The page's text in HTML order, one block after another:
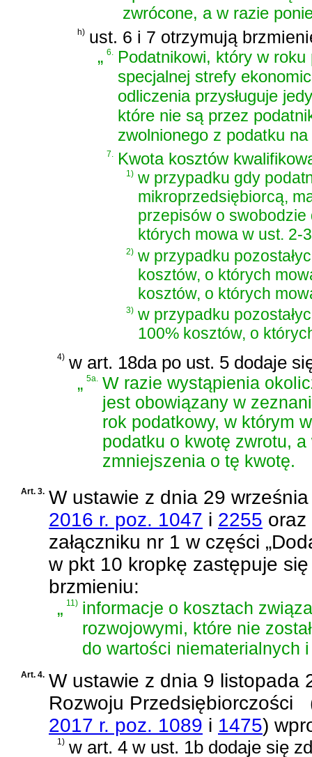
zwrócone, a w razie
h) ust. 6 i 7 otrzymują
„6. Podatnikowi, który w roku
specjalnej strefy
odliczenia przysługuje
które nie są przez
zwolnionego z podatku
7. Kwota kosztów
1) w przypadku gdy
mikroprzedsiębiorcą,
przepisów o swobodzie
których mowa w ust. 2-
2) w przypadku
kosztów, o których
kosztów, o których
3) w przypadku
100% kosztów, o
4) w art. 18da po ust. 5 dodaje
„5a. W razie wystąpienia
jest obowiązany w
rok podatkowy, w którym
podatku o kwotę zwrotu,
zmniejszenia o tę kwotę.
Art. 3. W ustawie z dnia 29
2016 r. poz. 1047 i 2255 oraz
załączniku nr 1 w części
w pkt 10 kropkę zastępuje
brzmieniu:
„11) informacje o kosztach
rozwojowymi, które nie
do wartości niematerialnych
Art. 4. W ustawie z dnia 9 listopada
Rozwoju Przedsiębiorczości
2017 r. poz. 1089 i 1475)
1) w art. 4 w ust. 1b dodaje się